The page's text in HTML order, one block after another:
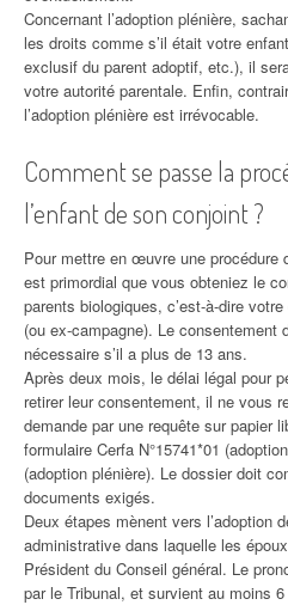
Concernant l’adoption plénière,
les droits comme s’il était votre
exclusif du parent adoptif, etc.), il
votre autorité parentale. Enfin,
l’adoption plénière est irrévocable.
Comment se passe la
l’enfant de son conjoint ?
Pour mettre en œuvre une procédure
est primordial que vous obteniez le
parents biologiques, c’est-à-dire
(ou ex-campagne). Le consentement
nécessaire s’il a plus de 13 ans.
Après deux mois, le délai légal pour
retirer leur consentement, il ne vous
demande par une requête sur papier
formulaire Cerfa N°15741*01
(adoption plénière). Le dossier doit
documents exigés.
Deux étapes mènent vers l’adoption
administrative dans laquelle les
Président du Conseil général. Le
par le Tribunal, et survient au moins